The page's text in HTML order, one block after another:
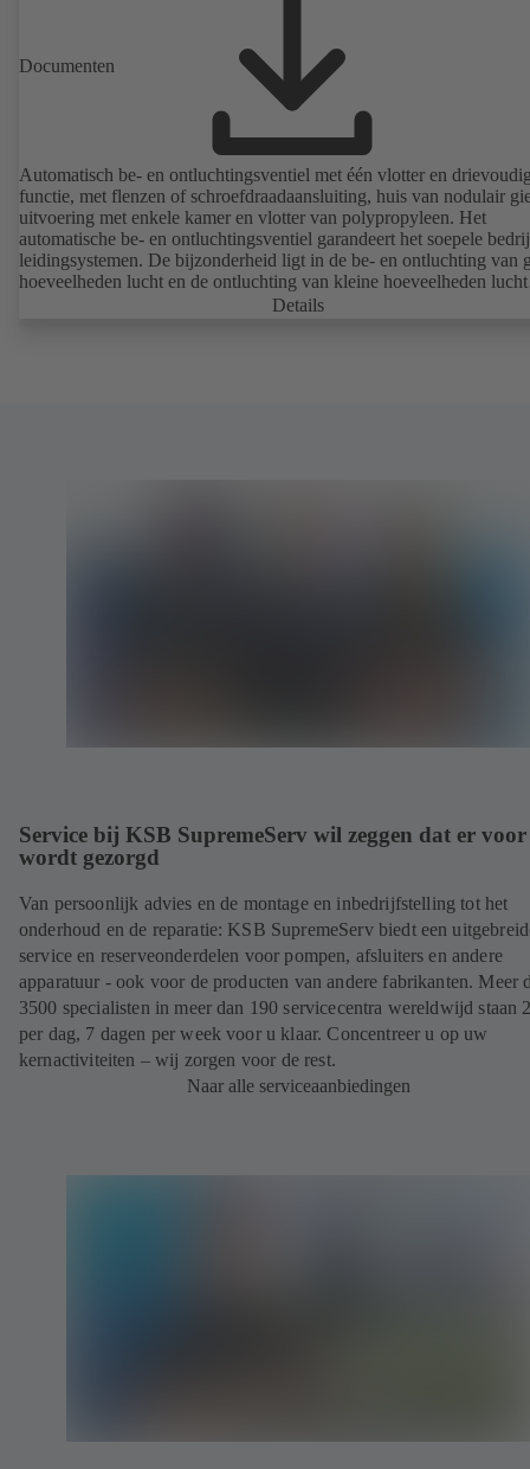
Documenten
Automatisch be- en ontluchtingsventiel met één vlotter en
functie, met flenzen of schroefdraadaansluiting, huis van nodulair
uitvoering met enkele kamer en vlotter van polypropyleen. Het
automatische be- en ontluchtingsventiel garandeert het soepele
leidingsystemen. De bijzonderheid ligt in de be- en ontluchting van
hoeveelheden lucht en de ontluchting van kleine hoeveelheden lucht
Details
Service bij KSB SupremeServ wil zeggen dat er voor
wordt gezorgd
Van persoonlijk advies en de montage en inbedrijfstelling tot het
onderhoud en de reparatie: KSB SupremeServ biedt een
service en reserveonderdelen voor pompen, afsluiters en andere
apparatuur - ook voor de producten van andere fabrikanten. Meer
3500 specialisten in meer dan 190 servicecentra wereldwijd staan
per dag, 7 dagen per week voor u klaar. Concentreer u op uw
kernactiviteiten – wij zorgen voor de rest.
Naar alle serviceaanbiedingen